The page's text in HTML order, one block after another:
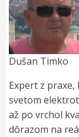
Dušan Timko
Expert z praxe,
svetom
až po vrchol
dôrazom na